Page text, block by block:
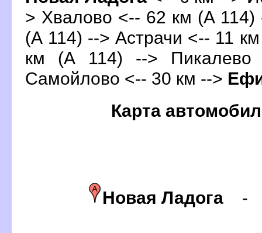
> Хвалово <-- 62 км (А 114)
(А 114) --> Астрачи <-- 11
км (А 114) -->
Самойлово <-- 30 км -->
Карта
Новая Ладога